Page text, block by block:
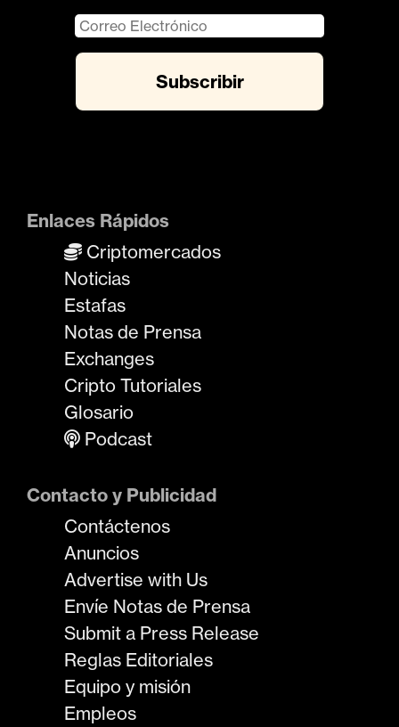
dEnlaces Rápidos
Criptomercados
Noticias
Estafas
Notas de Prensa
Exchanges
Cripto Tutoriales
Glosario
Podcast
Contacto y Publicidad
Contáctenos
Anuncios
Advertise with Us
Envíe Notas de Prensa
Submit a Press Release
Reglas Editoriales
Equipo y misión
Empleos